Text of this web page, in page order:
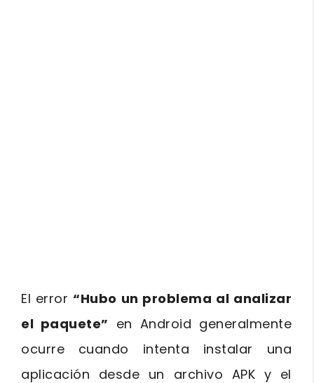
El error“Hubo un problema al analizar
el paquete” en Android generalmente
ocurre cuando intenta instalar una
aplicación desde un archivo APK y el